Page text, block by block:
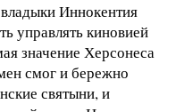
Иннокентия
управлять киновией
значение Херсонеса
смог и бережно
святыни, и